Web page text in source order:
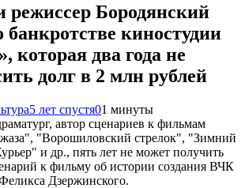
режиссер Бородянский
банкротстве киностудии
которая два года не
долг в 2 млн рублей
5 лет спустя01 минуты
автор сценариев к фильмам
"Ворошиловский стрелок", "Зимний
и др., пять лет не может получить
к фильму об истории создания ВЧК
Дзержинского.